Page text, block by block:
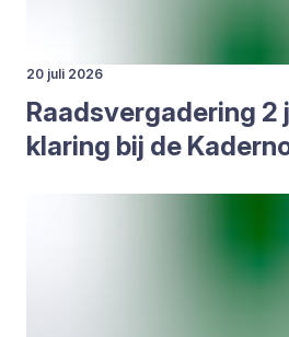
20 juli 2026
Raads­ver­ga­de­ring 2
kla­ring bij de